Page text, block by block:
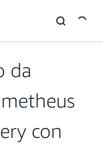
da
con